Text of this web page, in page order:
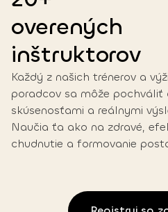
overených
inštruktorov
Každý z našich trénerov a
poradcov sa môže pochváliť
skúsenosťami a reálnymi
Naučia ťa ako na zdravé,
chudnutie a formovanie